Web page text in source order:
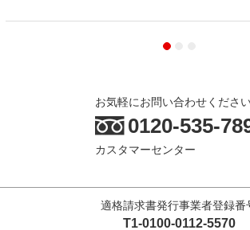
お気軽にお問い合わせください
0120-535-
カスタマーセンター
適格請求書発行事業者登録番
T1-0100-0112-5570